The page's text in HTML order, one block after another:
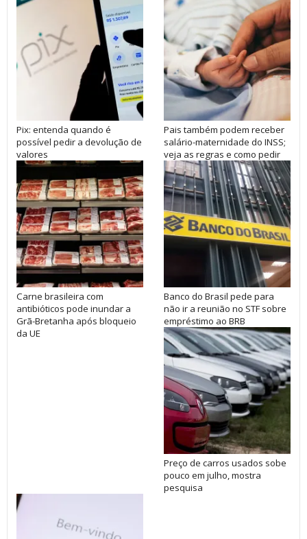
Pix: entenda quando é
possível pedir a devolução de
valores
Pais também podem receber
salário-maternidade do INSS;
veja as regras e como pedir
Carne brasileira com
antibióticos pode inundar a
Grã-Bretanha após bloqueio
da UE
Banco do Brasil pede para
não ir a reunião no STF sobre
empréstimo ao BRB
Preço de carros usados sobe
pouco em julho, mostra
pesquisa